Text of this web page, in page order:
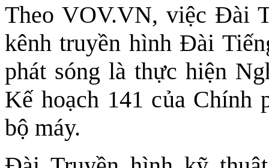
Theo VOV.VN, việc Đài
kênh truyền hình Đài
phát sóng là thực hiện
Kế hoạch 141 của Chính
bộ máy.